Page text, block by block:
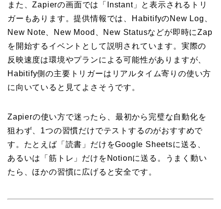
また、Zapierの画面では「Instant」と表示されるトリ
ガーもあります。提供情報では、HabitifyのNew Log、
New Note、New Mood、New Statusなどが即時にZap
を開始するイベントとして説明されています。実際の
反映速度は環境やプランによる可能性がありますが、
Habitify側の主要トリガーはリアルタイム寄りの使い方
に向いていると見てよさそうです。
Zapierの使い方で迷ったら、最初から完璧な自動化を
狙わず、1つの習慣だけでテストするのがおすすめで
す。たとえば「読書」だけをGoogle Sheetsに送る、
あるいは「筋トレ」だけをNotionに送る。うまく動い
たら、ほかの習慣に広げると安全です。